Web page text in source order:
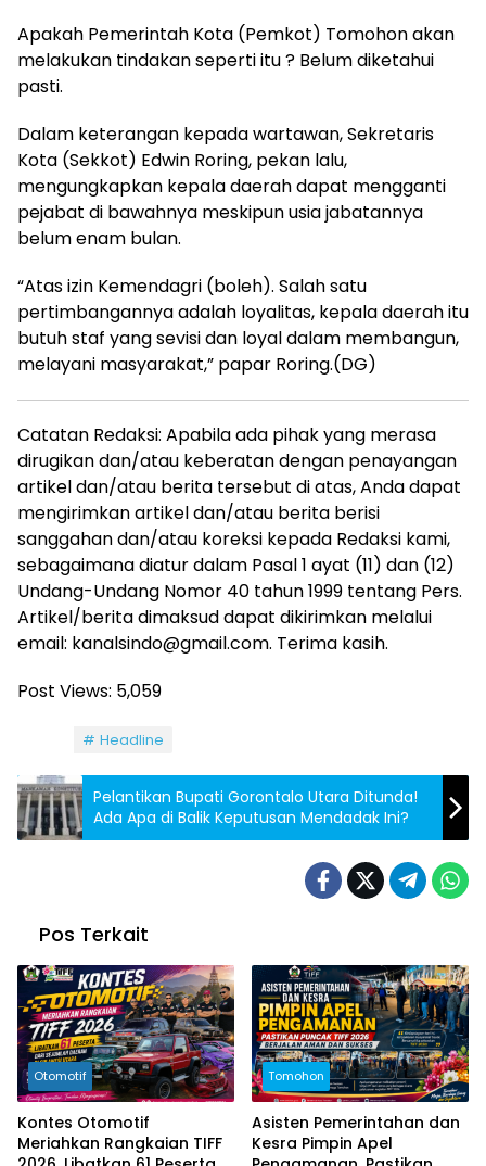
Apakah Pemerintah Kota (Pemkot) Tomohon akan
melakukan tindakan seperti itu ? Belum diketahui
pasti.
Dalam keterangan kepada wartawan, Sekretaris
Kota (Sekkot) Edwin Roring, pekan lalu,
mengungkapkan kepala daerah dapat mengganti
pejabat di bawahnya meskipun usia jabatannya
belum enam bulan.
“Atas izin Kemendagri (boleh). Salah satu
pertimbangannya adalah loyalitas, kepala daerah itu
butuh staf yang sevisi dan loyal dalam membangun,
melayani masyarakat,” papar Roring.(DG)
Catatan Redaksi: Apabila ada pihak yang merasa
dirugikan dan/atau keberatan dengan penayangan
artikel dan/atau berita tersebut di atas, Anda dapat
mengirimkan artikel dan/atau berita berisi
sanggahan dan/atau koreksi kepada Redaksi kami,
sebagaimana diatur dalam Pasal 1 ayat (11) dan (12)
Undang-Undang Nomor 40 tahun 1999 tentang Pers.
Artikel/berita dimaksud dapat dikirimkan melalui
email: kanalsindo@gmail.com. Terima kasih.
Post Views: 5,059
Headline
Pelantikan Bupati Gorontalo Utara Ditunda!
Ada Apa di Balik Keputusan Mendadak Ini?
Pos Terkait
Otomotif
Kontes Otomotif
Meriahkan Rangkaian TIFF
Tomohon
Asisten Pemerintahan dan
Kesra Pimpin Apel